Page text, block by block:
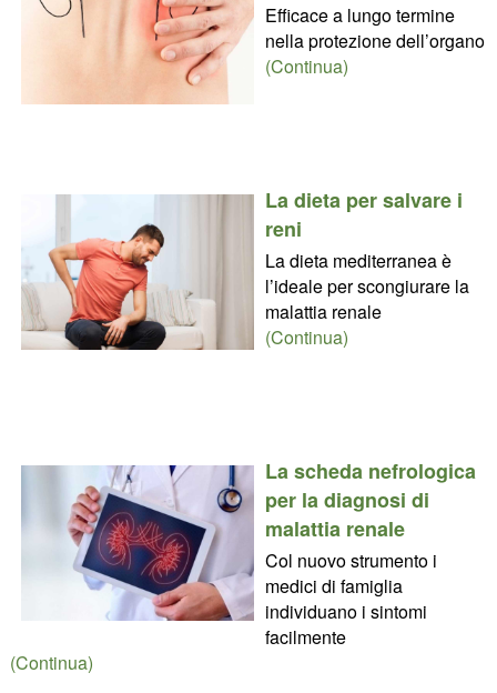
Efficace a lungo termine
nella protezione dell’organo
(Continua)
La dieta per salvare i
reni
La dieta mediterranea è
l’ideale per scongiurare la
malattia renale
(Continua)
La scheda nefrologica
per la diagnosi di
malattia renale
Col nuovo strumento i
medici di famiglia
individuano i sintomi
facilmente
(Continua)